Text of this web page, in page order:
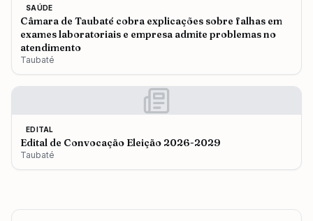
SAÚDE
Câmara de Taubaté cobra explicações sobre falhas em
exames laboratoriais e empresa admite problemas no
atendimento
Taubaté
EDITAL
Edital de Convocação Eleição 2026-2029
Taubaté